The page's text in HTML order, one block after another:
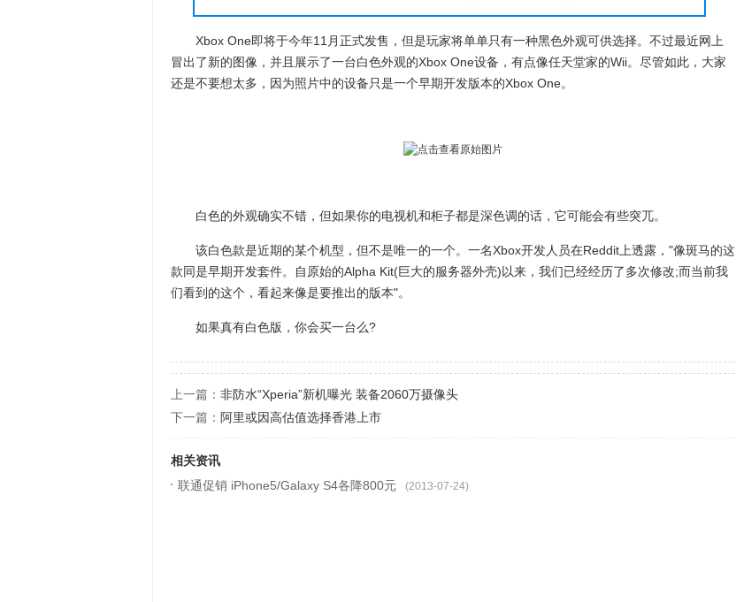
Xbox One即将于今年11月正式发售，但是玩家将单单只有一种黑色外观可供选择。不过最近网上
冒出了新的图像，并且展示了一台白色外观的Xbox One设备，有点像任天堂家的Wii。尽管如此，大家
还是不要想太多，因为照片中的设备只是一个早期开发版本的Xbox One。
白色的外观确实不错，但如果你的电视机和柜子都是深色调的话，它可能会有些突兀。
该白色款是近期的某个机型，但不是唯一的一个。一名Xbox开发人员在Reddit上透露，"像斑马的这
款同是早期开发套件。自原始的Alpha Kit(巨大的服务器外壳)以来，我们已经经历了多次修改;而当前我
们看到的这个，看起来像是要推出的版本"。
如果真有白色版，你会买一台么?
上一篇： 非防水“Xperia”新机曝光 装备2060万摄像头
下一篇： 阿里或因高估值选择香港上市
相关资讯
联通促销 iPhone5/Galaxy S4各降800元
(2013-07-24)